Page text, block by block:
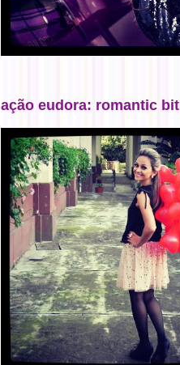
ação eudora: romantic bit